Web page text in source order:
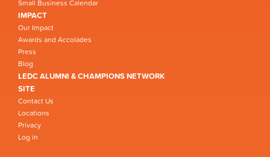
Small Business Calendar
IMPACT
Our Impact
Awards and Accolades
Press
Blog
LEDC ALUMNI & CHAMPIONS NETWORK
SITE
Contact Us
Locations
Privacy
Log in